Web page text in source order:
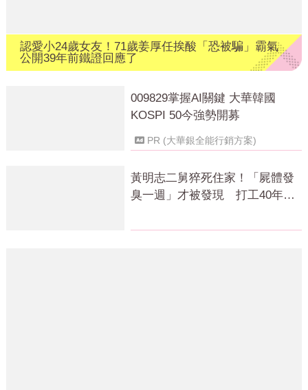
認愛小24歲女友！71歲姜厚任挨酸「恐被騙」霸氣
公開39年前鐵證回應了
009829掌握AI關鍵 大華韓國
KOSPI 50今強勢開募
PR (大華銀全能行銷方案)
黃明志二舅猝死住家！「屍體發
臭一週」才被發現 打工40年悲